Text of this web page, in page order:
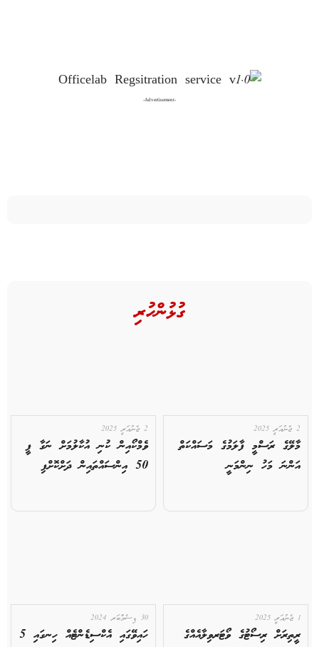
-Advertisement-
ގުޅުންހުރި
2 ޖެނުއަރީ 2025
މާލޭގެ ރަސްމީ ފާލަމުގެ މަސައްކަތް
އަންނަ މަހު ނިންމަނީ
2 ޖެނުއަރީ 2025
ވެމްކޯއިން ކުނި އުކާލުމަށް ނަގާ ފީ
50 އިންސައްތައިން ދަށްކޮށްފި
1 ޖެނުއަރީ 2025
ރީތިރަށް ރިސޯޓުގެ ވޯޓަރވިލާއެއްގެ
30 ޑިސެމްބަރ 2024
ހައިވޭގައި އެކްސިޑެންޓެއް ހިނގައި 5